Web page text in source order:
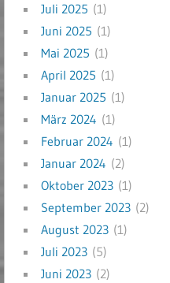
Juli 2025 (1)
Juni 2025 (1)
Mai 2025 (1)
April 2025 (1)
Januar 2025 (1)
März 2024 (1)
Februar 2024 (1)
Januar 2024 (2)
Oktober 2023 (1)
September 2023 (2)
August 2023 (1)
Juli 2023 (5)
Juni 2023 (2)